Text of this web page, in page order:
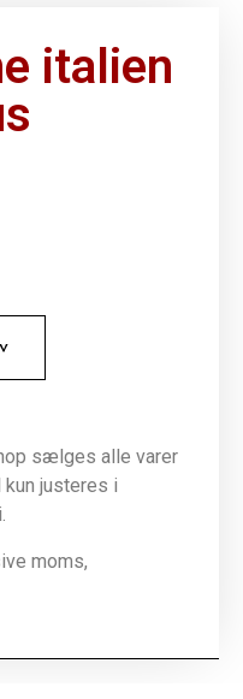
italien
sælges alle varer
justeres i
moms,